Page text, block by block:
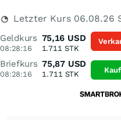
Letzter Kurs 06.08.26
Geldkurs
08:28:16
75,16 USD
1.711 STK
Briefkurs
08:28:16
75,87 USD
1.711 STK Kauf